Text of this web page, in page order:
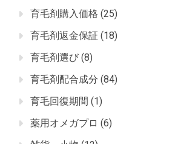
育毛剤購入価格 (25)
育毛剤返金保証 (18)
育毛剤選び (8)
育毛剤配合成分 (84)
育毛回復期間 (1)
薬用オメガプロ (6)